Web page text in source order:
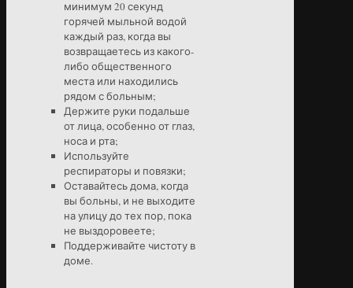
минимум 20 секунд
горячей мыльной водой
каждый раз, когда вы
возвращаетесь из какого-
либо общественного
места или находились
рядом с больным;
Держите руки подальше
от лица, особенно от глаз,
носа и рта;
Используйте
респираторы и повязки;
Оставайтесь дома, когда
вы больны, и не выходите
на улицу до тех пор, пока
не выздоровеете;
Поддерживайте чистоту в
доме.